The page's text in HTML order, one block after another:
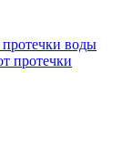
воды
протечки